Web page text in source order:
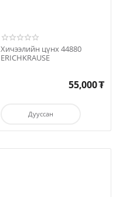
Хичээлийн цүнх 44880
ERICHKRAUSE
55,000₮
Дууссан